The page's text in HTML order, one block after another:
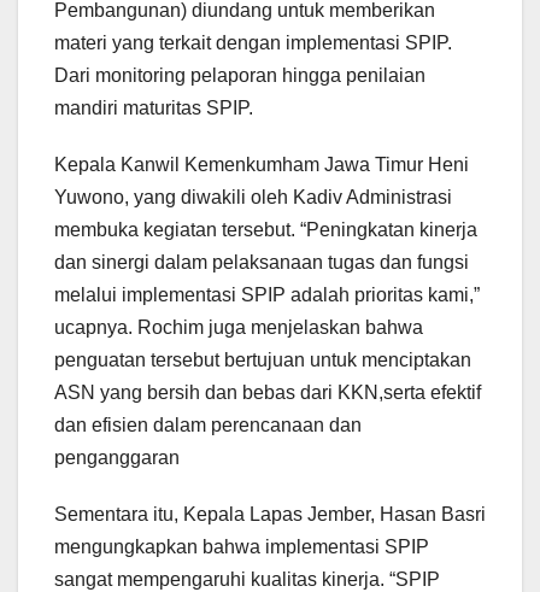
Pembangunan) diundang untuk memberikan
materi yang terkait dengan implementasi SPIP.
Dari monitoring pelaporan hingga penilaian
mandiri maturitas SPIP.
Kepala Kanwil Kemenkumham Jawa Timur Heni
Yuwono, yang diwakili oleh Kadiv Administrasi
membuka kegiatan tersebut. “Peningkatan kinerja
dan sinergi dalam pelaksanaan tugas dan fungsi
melalui implementasi SPIP adalah prioritas kami,”
ucapnya. Rochim juga menjelaskan bahwa
penguatan tersebut bertujuan untuk menciptakan
ASN yang bersih dan bebas dari KKN,serta efektif
dan efisien dalam perencanaan dan
penganggaran
Sementara itu, Kepala Lapas Jember, Hasan Basri
mengungkapkan bahwa implementasi SPIP
sangat mempengaruhi kualitas kinerja. “SPIP